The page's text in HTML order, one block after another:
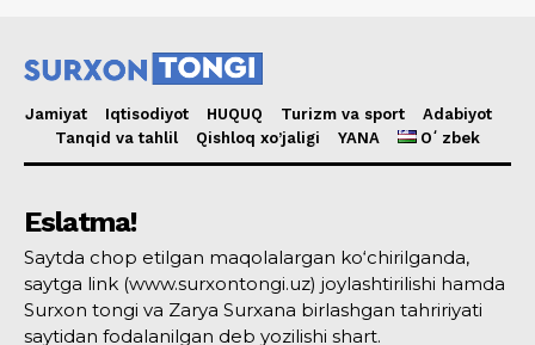
Jamiyat Iqtisodiyot HUQUQ Turizm va sport
Adabiyot
Tanqid va tahlil
Qishloq xo’jaligi YANA Oʻzbek
Eslatma!
Saytda chop etilgan maqolalargan ko‘chirilganda,
saytga link (www.surxontongi.uz) joylashtirilishi hamda
Surxon tongi va Zarya Surxana birlashgan tahririyati
saytidan fodalanilgan deb yozilishi shart.